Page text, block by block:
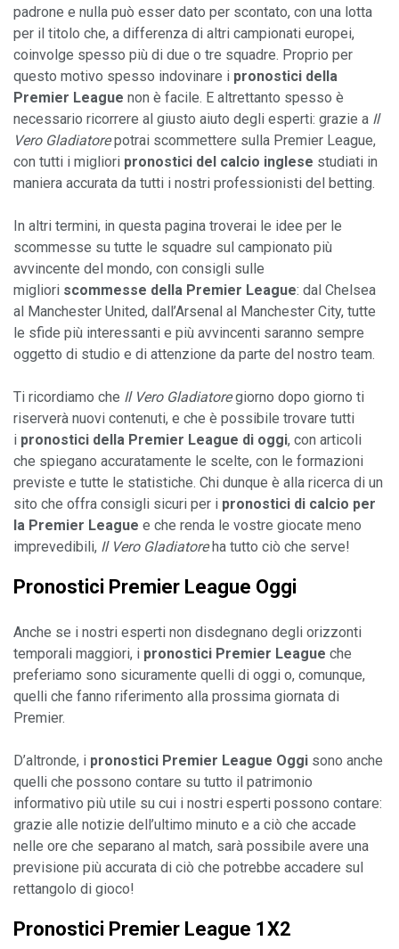
padrone e nulla può esser dato per scontato, con una lotta
per il titolo che, a differenza di altri campionati europei,
coinvolge spesso più di due o tre squadre. Proprio per
questo motivo spesso indovinare i pronostici della
Premier League non è facile. E altrettanto spesso è
necessario ricorrere al giusto aiuto degli esperti: grazie a Il
Vero Gladiatore potrai scommettere sulla Premier League,
con tutti i migliori pronostici del calcio inglese studiati in
maniera accurata da tutti i nostri professionisti del betting.
In altri termini, in questa pagina troverai le idee per le
scommesse su tutte le squadre sul campionato più
avvincente del mondo, con consigli sulle
migliori scommesse della Premier League: dal Chelsea
al Manchester United, dall’Arsenal al Manchester City, tutte
le sfide più interessanti e più avvincenti saranno sempre
oggetto di studio e di attenzione da parte del nostro team.
Ti ricordiamo che Il Vero Gladiatore giorno dopo giorno ti
riserverà nuovi contenuti, e che è possibile trovare tutti
i pronostici della Premier League di oggi, con articoli
che spiegano accuratamente le scelte, con le formazioni
previste e tutte le statistiche. Chi dunque è alla ricerca di un
sito che offra consigli sicuri per i pronostici di calcio per
la Premier League e che renda le vostre giocate meno
imprevedibili, Il Vero Gladiatore
Pronostici Premier League Oggi
Anche se i nostri esperti non disdegnano degli orizzonti
temporali maggiori, i pronostici Premier League che
preferiamo sono sicuramente quelli di oggi o, comunque,
quelli che fanno riferimento alla prossima giornata di
Premier.
D’altronde, i pronostici Premier League Oggi sono anche
quelli che possono contare su tutto il patrimonio
informativo più utile su cui i nostri esperti possono contare:
grazie alle notizie dell’ultimo minuto e a ciò che accade
nelle ore che separano al match, sarà possibile avere una
previsione più accurata di ciò che potrebbe accadere sul
Pronostici Premier League 1X2